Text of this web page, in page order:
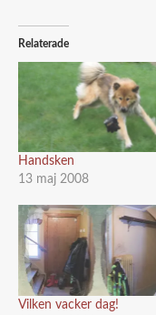
Relaterade
Handsken
13 maj 2008
Vilken vacker dag!